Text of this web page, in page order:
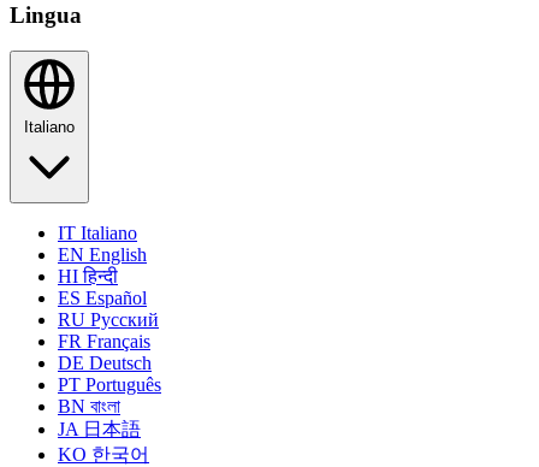
Lingua
IT Italiano
EN English
HIहिन्दी
ES Español
RU Русский
FR Français
DE Deutsch
PT Português
BN বাংলা
JA日本語
KO 한국어